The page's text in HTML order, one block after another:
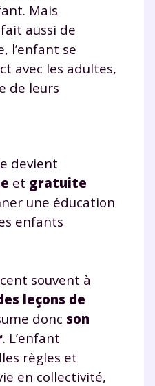
Mais
aussi de
l’enfant se
avec les adultes,
de leurs
devient
et gratuite
une éducation
enfants
souvent à
leçons de
donc son
. L’enfant
règles et
en collectivité,
votre
?
notre
soutien
vidéos
scolaire du CP à
disponibles
audio ou